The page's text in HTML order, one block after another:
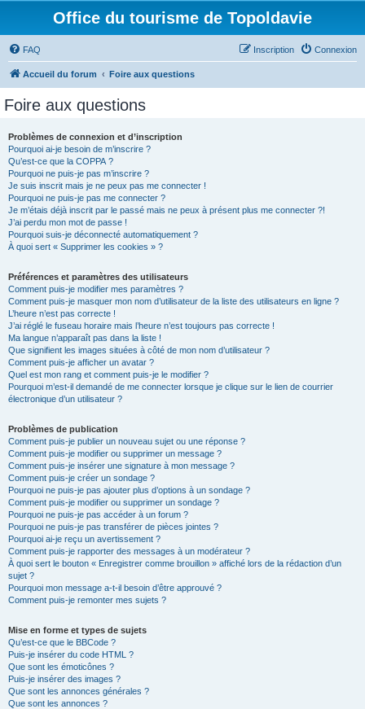
Office du tourisme de Topoldavie
FAQ Connexion
Inscription
Accueil du forum Foire aux questions
Foire aux questions
Problèmes de connexion et d’inscription
Pourquoi ai-je besoin de m’inscrire ?
Qu’est-ce que la COPPA ?
Pourquoi ne puis-je pas m’inscrire ?
Je suis inscrit mais je ne peux pas me connecter !
Pourquoi ne puis-je pas me connecter ?
Je m’étais déjà inscrit par le passé mais ne peux à présent plus me connecter ?!
J’ai perdu mon mot de passe !
Pourquoi suis-je déconnecté automatiquement ?
À quoi sert « Supprimer les cookies » ?
Préférences et paramètres des utilisateurs
Comment puis-je modifier mes paramètres ?
Comment puis-je masquer mon nom d’utilisateur de la liste des utilisateurs en ligne ?
L’heure n’est pas correcte !
J’ai réglé le fuseau horaire mais l’heure n’est toujours pas correcte !
Ma langue n’apparaît pas dans la liste !
Que signifient les images situées à côté de mon nom d’utilisateur ?
Comment puis-je afficher un avatar ?
Quel est mon rang et comment puis-je le modifier ?
Pourquoi m’est-il demandé de me connecter lorsque je clique sur le lien de courrier
électronique d’un utilisateur ?
Problèmes de publication
Comment puis-je publier un nouveau sujet ou une réponse ?
Comment puis-je modifier ou supprimer un message ?
Comment puis-je insérer une signature à mon message ?
Comment puis-je créer un sondage ?
Pourquoi ne puis-je pas ajouter plus d’options à un sondage ?
Comment puis-je modifier ou supprimer un sondage ?
Pourquoi ne puis-je pas accéder à un forum ?
Pourquoi ne puis-je pas transférer de pièces jointes ?
Pourquoi ai-je reçu un avertissement ?
Comment puis-je rapporter des messages à un modérateur ?
À quoi sert le bouton « Enregistrer comme brouillon » affiché lors de la rédaction d’un
sujet ?
Pourquoi mon message a-t-il besoin d’être approuvé ?
Comment puis-je remonter mes sujets ?
Mise en forme et types de sujets
Qu’est-ce que le BBCode ?
Puis-je insérer du code HTML ?
Que sont les émoticônes ?
Puis-je insérer des images ?
Que sont les annonces générales ?
Que sont les annonces ?